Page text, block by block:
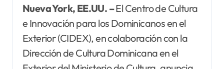
Nueva York, EE.UU. –El Centro de Cultura
e Innovación para los Dominicanos en el
Exterior (CIDEX), en colaboración con la
Dirección de Cultura Dominicana en el